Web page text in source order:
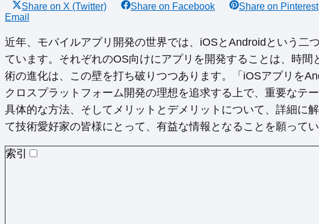
Share on X (Twitter) Share on Facebook Share on Pinterest
Email
近年、モバイルアプリ開発の世界では、iOSとAndroidという二
ています。それぞれのOS向けにアプリを開発することは、時
術の進化は、この壁を打ち破りつつあります。「iOSアプリを
クロスプラットフォーム開発の理想を追求する上で、重要なテ
具体的な方法、そしてメリットとデメリットについて、詳細に
て技術愛好家の皆様にとって、有益な情報となることを願ってい
索引